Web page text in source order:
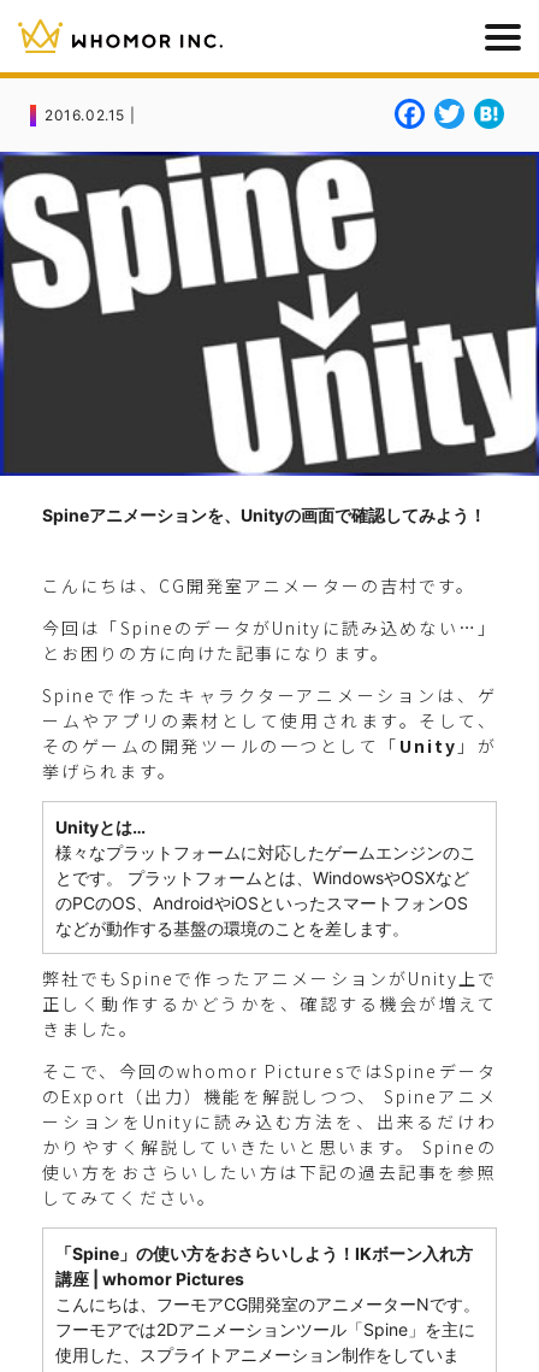
2016.02.15 | F
a
c
k
T
w
it
a
t
Spineアニメーションを、Unityの画面で確認してみよう！
こんにちは、CG開発室アニメーターの吉村です。
今回は「SpineのデータがUnityに読み込めない…」
とお困りの方に向けた記事になります。
Spineで作ったキャラクターアニメーションは、ゲ
ームやアプリの素材として使用されます。そして、
そのゲームの開発ツールの一つとして「 Unity 」が
挙げられます。
Unityとは…
様々なプラットフォームに対応したゲームエンジンのこ
とです。 プラットフォームとは、WindowsやOSXなど
のPCのOS、AndroidやiOSといったスマートフォンOS
などが動作する基盤の環境のことを差します。
弊社でもSpineで作ったアニメーションがUnity上で
正しく動作するかどうかを、確認する機会が増えて
きました。
そこで、今回のwhomor PicturesではSpineデータ
のExport（出力）機能を解説しつつ、 Spineアニメ
ーションをUnityに読み込む方法を、出来るだけわ
かりやすく解説していきたいと思います。 Spineの
使い方をおさらいしたい方は下記の過去記事を参照
してみてください。
「Spine」の使い方をおさらいしよう！IKボーン入れ方
講座 | whomor Pictures
こんにちは、フーモアCG開発室のアニメーターNです。
フーモアでは2Dアニメーションツール「Spine」を主に
使用した、スプライトアニメーション制作をしていま